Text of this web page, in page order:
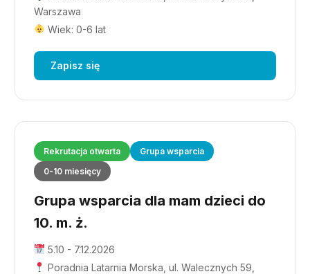
Warszawa
Wiek: 0-6 lat
Zapisz się
Rekrutacja otwarta
Grupa wsparcia
0-10 miesięcy
Grupa wsparcia dla mam dzieci do
10. m. ż.
5.10 - 7.12.2026
Poradnia Latarnia Morska, ul. Walecznych 59,